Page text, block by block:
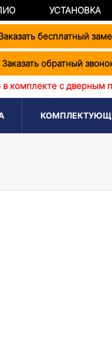
УСТАНОВКА
бесплатный
Заказать обратный
комплекте с дверным